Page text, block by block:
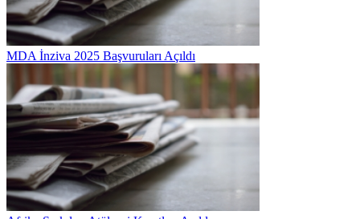
MDA İnziva 2025 Başvuruları Açıldı